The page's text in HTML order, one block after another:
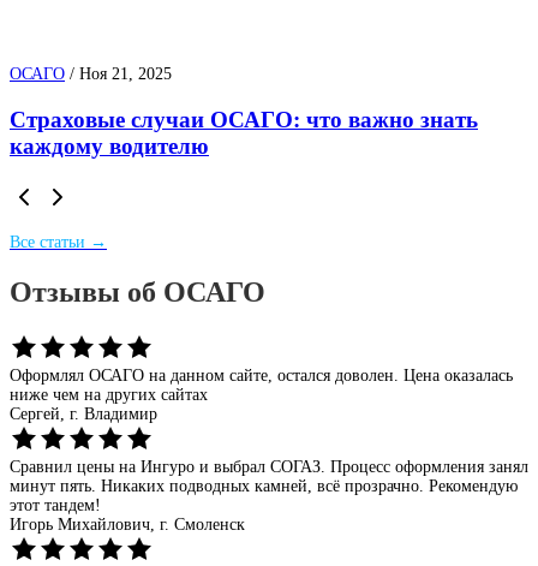
ОСАГО / Ноя 21, 2025
Страховые случаи ОСАГО: что важно знать
каждому водителю
Все статьи →
Отзывы об ОСАГО
Оформлял ОСАГО на данном сайте, остался доволен. Цена оказалась
ниже чем на других сайтах
Сергей, г. Владимир
Сравнил цены на Ингуро и выбрал СОГАЗ. Процесс оформления занял
минут пять. Никаких подводных камней, всё прозрачно. Рекомендую
этот тандем!
Игорь Михайлович, г. Смоленск